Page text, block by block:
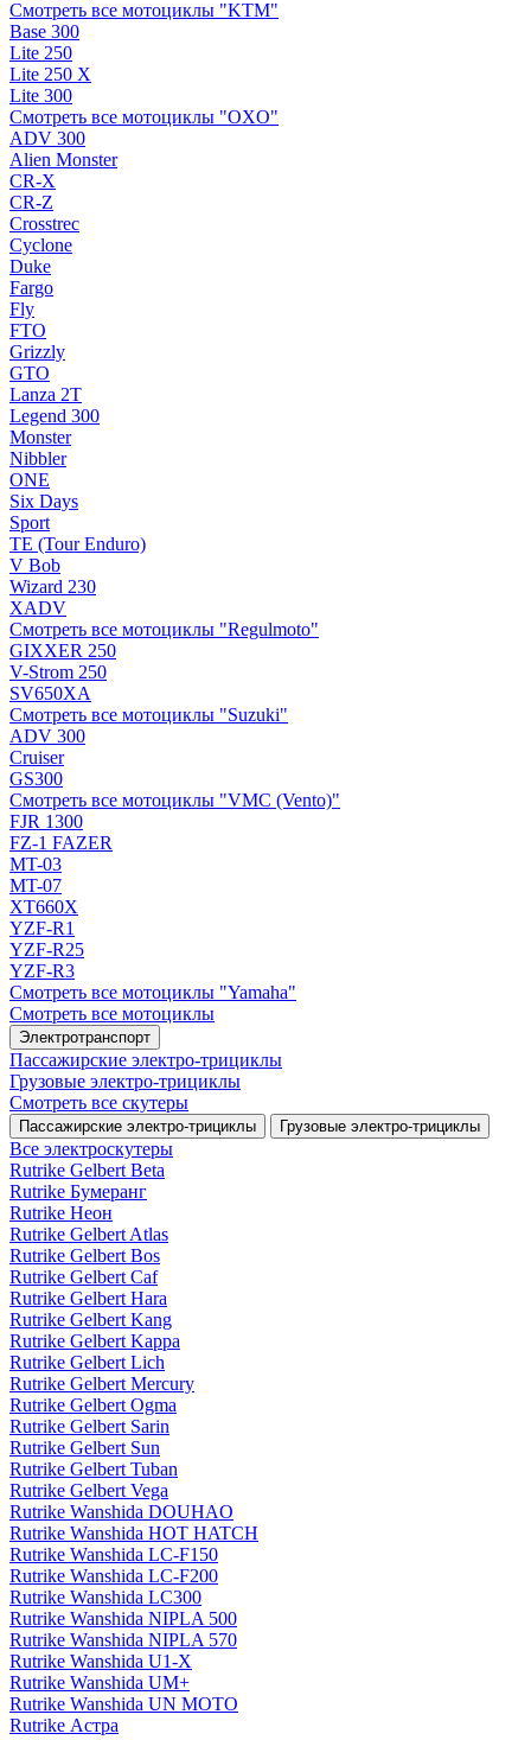
Смотреть все мотоциклы "KTM"
Base 300
Lite 250
Lite 250 X
Lite 300
Смотреть все мотоциклы "OXO"
ADV 300
Alien Monster
CR-X
CR-Z
Crosstrec
Cyclone
Duke
Fargo
Fly
FTO
Grizzly
GTO
Lanza 2T
Legend 300
Monster
Nibbler
ONE
Six Days
Sport
TE (Tour Enduro)
V Bob
Wizard 230
XADV
Смотреть все мотоциклы "Regulmoto"
GIXXER 250
V-Strom 250
SV650XA
Смотреть все мотоциклы "Suzuki"
ADV 300
Cruiser
GS300
Смотреть все мотоциклы "VMC (Vento)"
FJR 1300
FZ-1 FAZER
MT-03
MT-07
XT660X
YZF-R1
YZF-R25
YZF-R3
Смотреть все мотоциклы "Yamaha"
Смотреть все мотоциклы
Электротранспорт
Пассажирские электро‑трициклы
Грузовые электро‑трициклы
Смотреть все скутеры
Пассажирские электро‑трициклы Грузовые электро‑трициклы
Все электро­скутеры
Rutrike Gelbert Beta
Rutrike Бумеранг
Rutrike Неон
Rutrike Gelbert Atlas
Rutrike Gelbert Bos
Rutrike Gelbert Caf
Rutrike Gelbert Hara
Rutrike Gelbert Kang
Rutrike Gelbert Kappa
Rutrike Gelbert Lich
Rutrike Gelbert Mercury
Rutrike Gelbert Ogma
Rutrike Gelbert Sarin
Rutrike Gelbert Sun
Rutrike Gelbert Tuban
Rutrike Gelbert Vega
Rutrike Wanshida DOUHAO
Rutrike Wanshida HOT HATCH
Rutrike Wanshida LC-F150
Rutrike Wanshida LC-F200
Rutrike Wanshida LC300
Rutrike Wanshida NIPLA 500
Rutrike Wanshida NIPLA 570
Rutrike Wanshida U1-X
Rutrike Wanshida UM+
Rutrike Wanshida UN MOTO
Rutrike Астра